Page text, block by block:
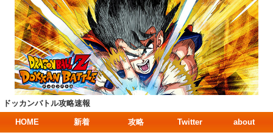
ドッカンバトル攻略速報
HOME 新着 攻略 Twitter about